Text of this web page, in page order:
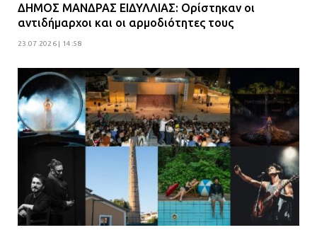
ρόπαλα και μαχαίρια σε δύο
ανήλικους
08.07.2026 | 09:38
Άνω Λιόσια: Έριξαν τα ναρκωτικά
σε σκουπιδοφάγο για να μη τα βρει
η αστυνομία – Λογάριασαν χωρίς
τον ειδικό σκύλο
07.07.2026 | 09:56
ΔΗΜΟΣ ΜΑΝΔΡΑΣ ΕΙΔΥΛΛΙΑΣ: Ορίστηκαν οι
αντιδήμαρχοι και οι αρμοδιότητες τους
23.07.2026 | 14:58